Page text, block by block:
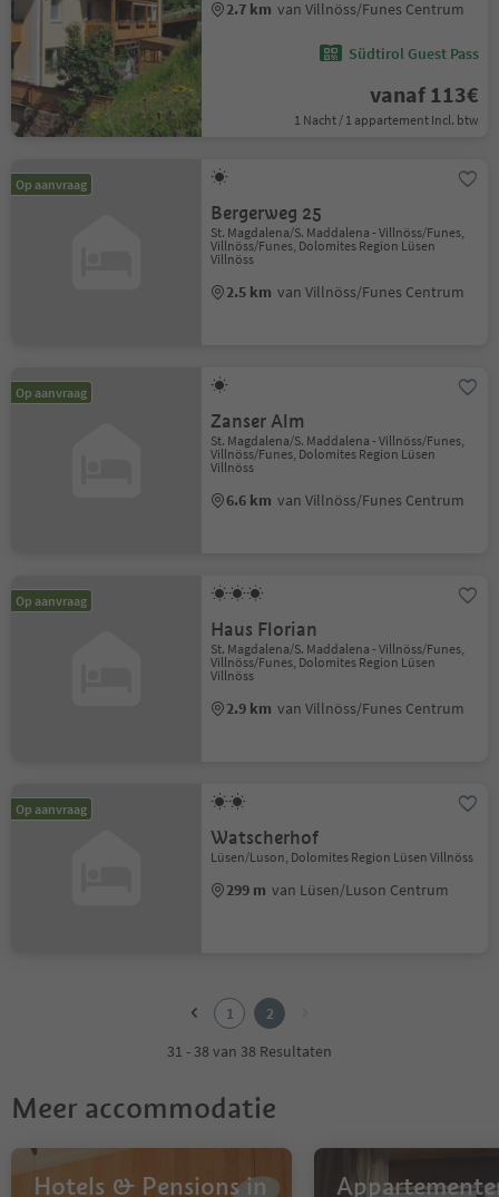
2.7 km van Villnöss/Funes Centrum
Südtirol Guest Pass
vanaf 113€
1 Nacht / 1 appartement Incl. btw
Op aanvraag
Bergerweg 25
St. Magdalena/S. Maddalena - Villnöss/Funes,
Villnöss/Funes, Dolomites Region Lüsen
Villnöss
2.5 km van Villnöss/Funes Centrum
Op aanvraag
Zanser Alm
St. Magdalena/S. Maddalena - Villnöss/Funes,
Villnöss/Funes, Dolomites Region Lüsen
Villnöss
6.6 km van Villnöss/Funes Centrum
Op aanvraag
Haus Florian
St. Magdalena/S. Maddalena - Villnöss/Funes,
Villnöss/Funes, Dolomites Region Lüsen
Villnöss
2.9 km van Villnöss/Funes Centrum
Op aanvraag
Watscherhof
Lüsen/Luson, Dolomites Region Lüsen Villnöss
299 m van Lüsen/Luson Centrum
1
2
31 - 38 van 38 Resultaten
Meer accommodatie
Hotels & Pensions in